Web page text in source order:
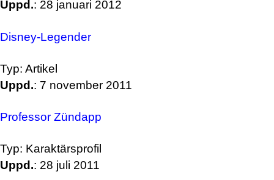
Uppd.: 28 januari 2012
Disney-Legender
Typ: Artikel
Uppd.: 7 november 2011
Professor Zündapp
Typ: Karaktärsprofil
Uppd.: 28 juli 2011